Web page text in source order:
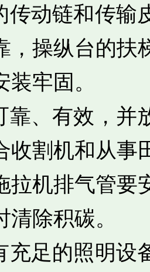
传动链和传输
，操纵台的扶
牢固。
靠、有效，并
割机和从事
拉机排气管要
除积碳。
充足的照明设